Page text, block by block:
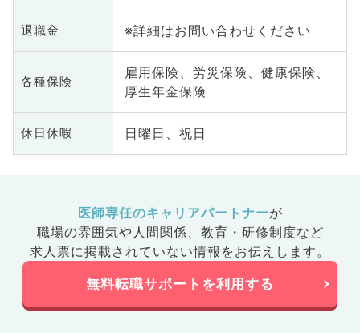
退職金 ※詳細はお問い合わせください
各種保険
雇用保険、労災保険、健康保険、
厚生年金保険
休日休暇 日曜日、祝日
医師専任のキャリアパートナーが
職場の雰囲気や人間関係、 教育・研修制度など
求人票に掲載されていない情報をお伝えします。
無料転職サポートを利用する